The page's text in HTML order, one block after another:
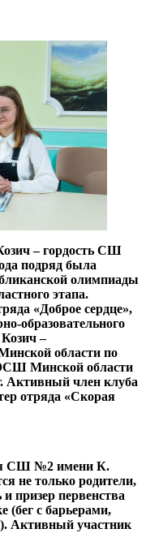
– гордость СШ
подряд была
олимпиады
этапа.
«Доброе сердце»,
образовательного
–
области по
Минской области
Активный член клуба
отряда «Скорая
СШ №2 имени К.
не только родители,
призер первенства
(бег с барьерами,
Активный участник